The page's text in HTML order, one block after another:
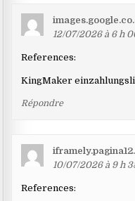
12/07/2026 à 6 h
References:
KingMaker
Répondre
10/07/2026 à 9 h
References: